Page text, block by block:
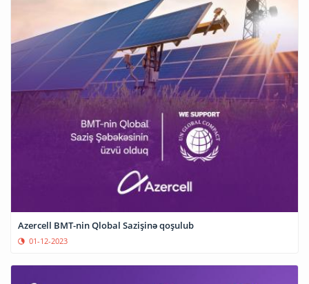
Azercell BMT-nin Qlobal Sazişinə qoşulub
01-12-2023